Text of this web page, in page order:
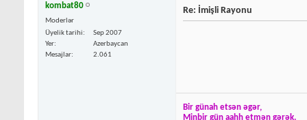
kombat80
Moderlər
Üyelik tarihi
Sep 2007
Yer
Azerbaycan
Mesajlar
2.061
Re: İmişli Rayonu
Bir günah etsən əgər,
Minbir gün aahh etmən gərək.